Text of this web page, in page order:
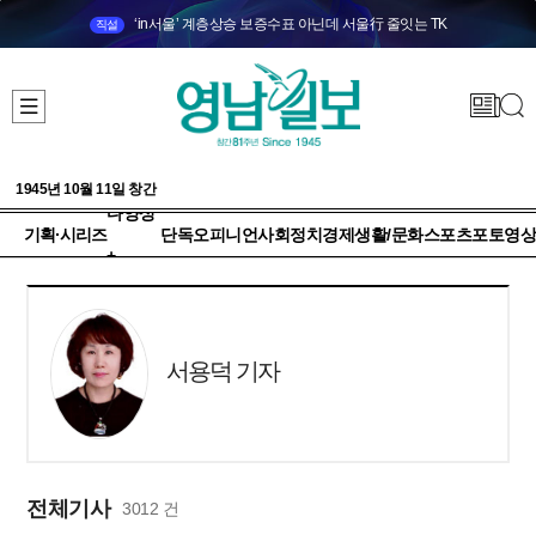
직설 ‘in서울’ 계층상승 보증수표 아닌데 서울行 줄잇는 TK
1945년 10월 11일 창간
기획·시리즈
다양성
+
단독오피니언사회정치 경제생활/문화스포츠포토영상
서용덕 기자
전체기사 3012 건